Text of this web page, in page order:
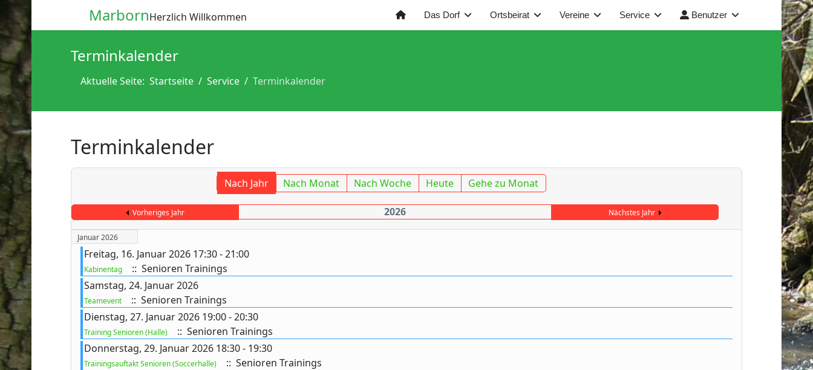
MarbornHerzlich Willkommen Das Dorf Ortsbeirat Vereine Service Benutzer
Terminkalender
Aktuelle Seite: Startseite Service Terminkalender
Terminkalender
Nach Jahr Nach Monat Nach Woche Heute Gehe zu Monat
Vorheriges Jahr 2026 Nächstes Jahr
Januar 2026
Freitag, 16. Januar 2026 17:30 - 21:00
Kabinentag
:: Senioren Trainings
Samstag, 24. Januar 2026
Teamevent
:: Senioren Trainings
Dienstag, 27. Januar 2026 19:00 - 20:30
Training Senioren (Halle)
:: Senioren Trainings
Donnerstag, 29. Januar 2026 18:30 - 19:30
Trainingsauftakt Senioren (Soccerhalle)
:: Senioren Trainings
anzeigen